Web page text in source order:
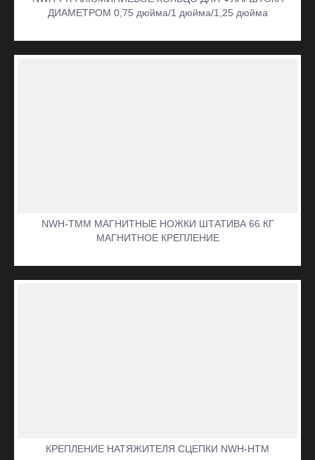
ДИАМЕТРОМ 0,75 дюйма/1 дюйма/1,25 дюйма
NWH-TMM МАГНИТНЫЕ НОЖКИ ШТАТИВА 66 КГ
МАГНИТНОЕ КРЕПЛЕНИЕ
КРЕПЛЕНИЕ НАТЯЖИТЕЛЯ СЦЕПКИ NWH-HTM